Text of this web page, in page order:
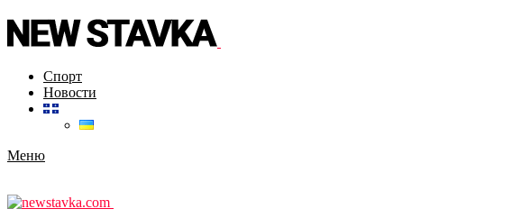
Спорт
Новости
Меню